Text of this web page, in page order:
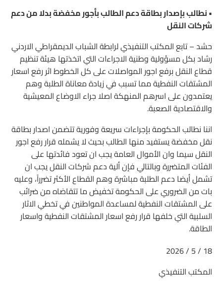
• نطالب بإصدار بطاقة دعم الطالب بأجور مخفضة بدلا من دعم
شركات النقل
حشد – تابع المكتب التنفيذي لرابطة الشباب الديمقراطي الاردني
رشاد بكل مسؤولية وطنية الاجراءات التي اتخذتها هيئة تنظيم
قطاع النقل برفع اجور المواصلات على كل الخطوط اثر رفع اسعار
المشتقات النفطية مما تسبب في زيادة معاناة الطلبة وهم
يعتمدون على اسرهم المنهكة اصلا جراء الاوضاع المعيشية
والاقتصادية الصعبة.
اننا نطالب الحكومة بإجراءات سريعة وفورية تتضمن اصدار بطاقة
نقل مخفضة يستفيد منها الطالب بحيث لا يشمله قرار رفع اجور
النقل سيما وان الأموال العامة يجب ان تعود فائدتها على
الفئات المتضررة وبالتالي فإن ألية دعم شركات النقل يجب ان
تشمل أيضا دعم الطلبة مباشرة وهم القطاع الأكثر تضرراً، وعليه
بات من الضروري على الحكومة تخفيض ما تتقاضاه من ضرائب
على المشتقات النفطية لمساعدة المواطنين في تخطي الاثار
السلبية التي خلفها قرار رفع اسعار المشتقات النفطية واسعار
الطاقة.
18 / 5 / 2026
المكتب التنفيذي